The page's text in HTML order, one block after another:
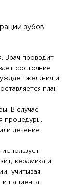
зубов
Врач проводит
состояние
желания и
план
В случае
процедуры,
лечение
керамика и
учитывая
пациента.